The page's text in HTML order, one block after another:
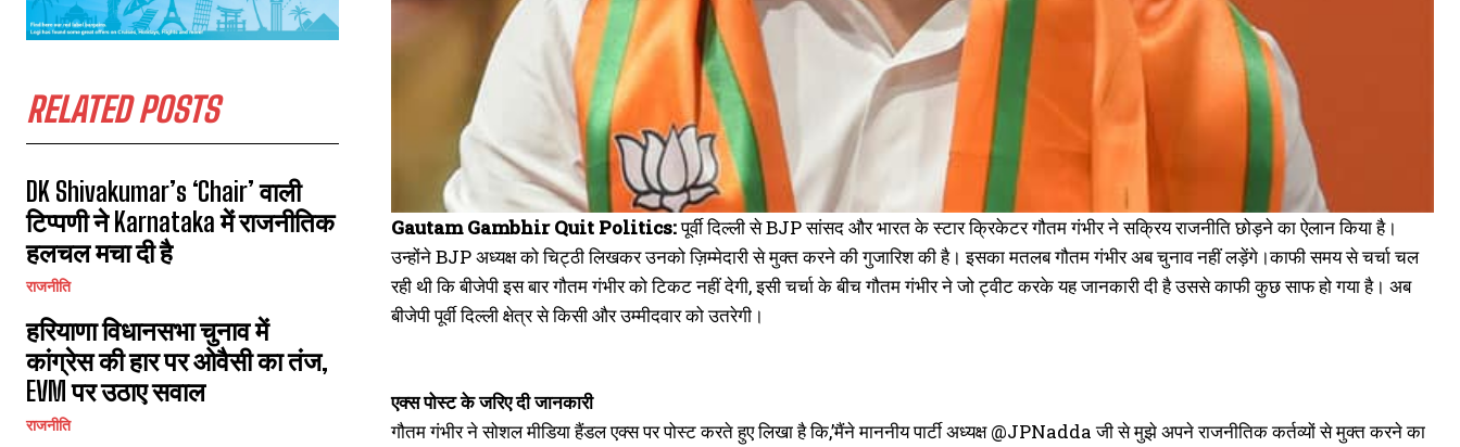
RELATED POSTS
DK Shivakumar’s ‘Chair’ वाली
टिप्पणी ने Karnataka में राजनीतिक
हलचल मचा दी है
राजनीति
हरियाणा विधानसभा चुनाव में
कांग्रेस की हार पर ओवैसी का तंज,
EVM पर उठाए सवाल
राजनीति
Gautam Gambhir Quit Politics:पूर्वी दिल्ली से BJP सांसद और भारत के स्टार क्रिकेटर गौतम गंभीर ने सक्रिय राजनीति छोड़ने का ऐलान किया है।
उन्होंने BJP अध्यक्ष को चिट्ठी लिखकर उनको ज़िम्मेदारी से मुक्त करने की गुजारिश की है। इसका मतलब गौतम गंभीर अब चुनाव नहीं लड़ेंगे।काफी समय से चर्चा चल
रही थी कि बीजेपी इस बार गौतम गंभीर को टिकट नहीं देगी, इसी चर्चा के बीच गौतम गंभीर ने जो ट्वीट करके यह जानकारी दी है उससे काफी कुछ साफ हो गया है। अब
बीजेपी पूर्वी दिल्ली क्षेत्र से किसी और उम्मीदवार को उतरेगी।
एक्स पोस्ट के जरिए दी जानकारी
गौतम गंभीर ने सोशल मीडिया हैंडल एक्स पर पोस्ट करते हुए लिखा है कि,’मैंने माननीय पार्टी अध्यक्ष @JPNadda जी से मुझे अपने राजनीतिक कर्तव्यों से मुक्त करने का